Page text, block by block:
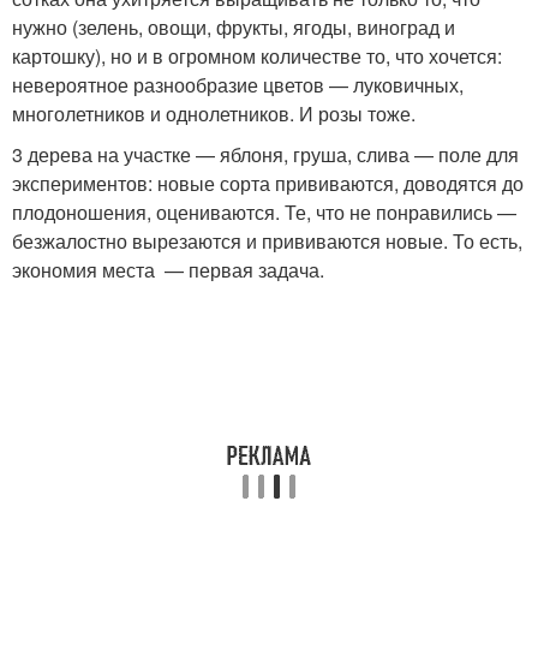
нужно (зелень, овощи, фрукты, ягоды, виноград и
картошку), но и в огромном количестве то, что хочется:
невероятное разнообразие цветов — луковичных,
многолетников и однолетников. И розы тоже.
3 дерева на участке — яблоня, груша, слива — поле для
экспериментов: новые сорта прививаются, доводятся до
плодоношения, оцениваются. Те, что не понравились —
безжалостно вырезаются и прививаются новые. То есть,
экономия места — первая задача.